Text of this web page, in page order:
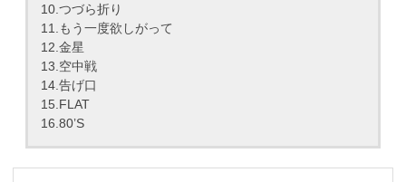
10.つづら折り
11.もう一度欲しがって
12.金星
13.空中戦
14.告げ口
15.FLAT
16.80’S